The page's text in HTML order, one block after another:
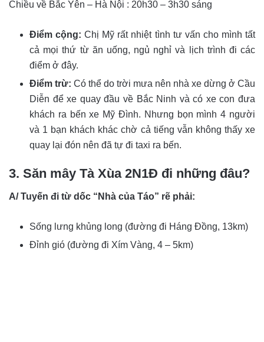
Chiều về Bắc Yên – Hà Nội : 20h30 – 3h30 sáng
Điểm cộng: Chị Mỹ rất nhiệt tình tư vấn cho mình tất
cả mọi thứ từ ăn uống, ngủ nghỉ và lịch trình đi các
điểm ở đây.
Điểm trừ: Có thể do trời mưa nên nhà xe dừng ở Cầu
Diễn để xe quay đầu về Bắc Ninh và có xe con đưa
khách ra bến xe Mỹ Đình. Nhưng bọn mình 4 người
và 1 bạn khách khác chờ cả tiếng vẫn không thấy xe
quay lại đón nên đã tự đi taxi ra bến.
3. Săn mây Tà Xùa 2N1Đ đi những đâu?
A/ Tuyến đi từ dốc “Nhà của Táo” rẽ phải:
Sống lưng khủng long (đường đi Háng Đồng, 13km)
Đỉnh gió (đường đi Xím Vàng, 4 – 5km)